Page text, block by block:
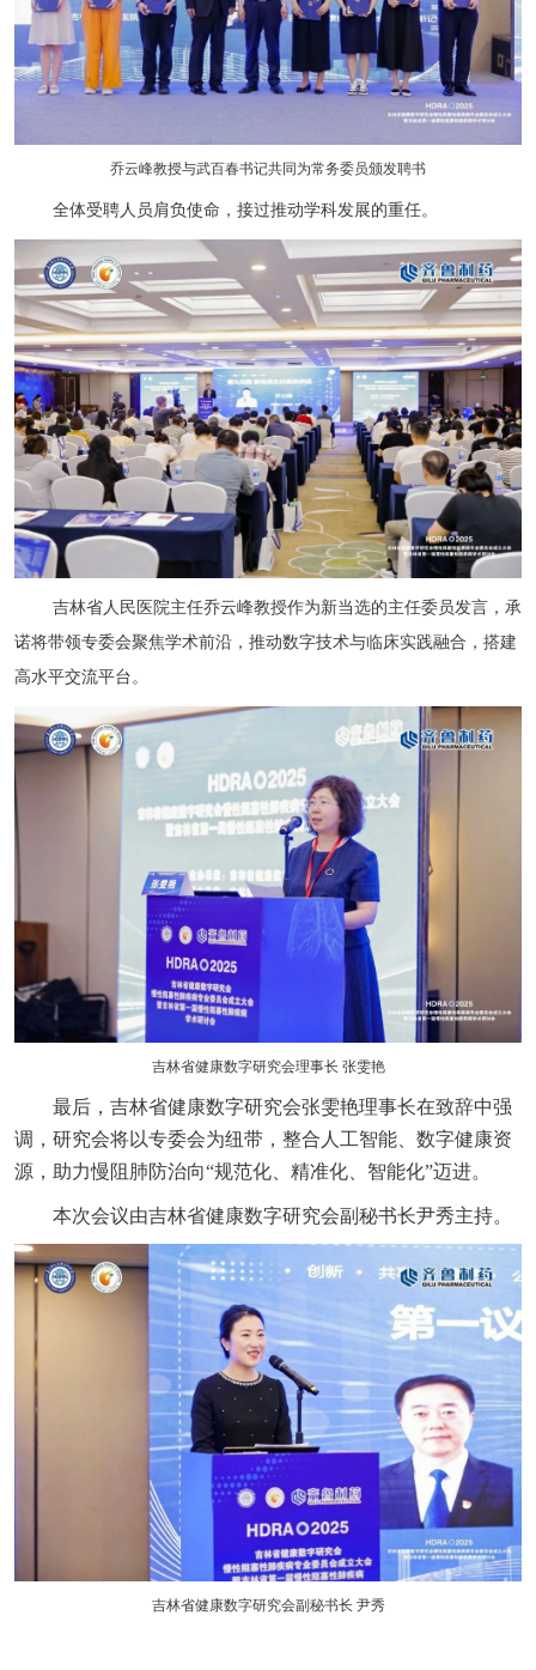
乔云峰教授与武百春书记共同为常务委员颁发聘书
全体受聘人员肩负使命，接过推动学科发展的重任。
吉林省人民医院主任乔云峰教授作为新当选的主任委员发言，承
诺将带领专委会聚焦学术前沿，推动数字技术与临床实践融合，搭建
高水平交流平台。
吉林省健康数字研究会理事长 张雯艳
最后，吉林省健康数字研究会张雯艳理事长在致辞中强
调，研究会将以专委会为纽带，整合人工智能、数字健康资
源，助力慢阻肺防治向“规范化、精准化、智能化”迈进。
本次会议由吉林省健康数字研究会副秘书长尹秀主持。
吉林省健康数字研究会副秘书长 尹秀